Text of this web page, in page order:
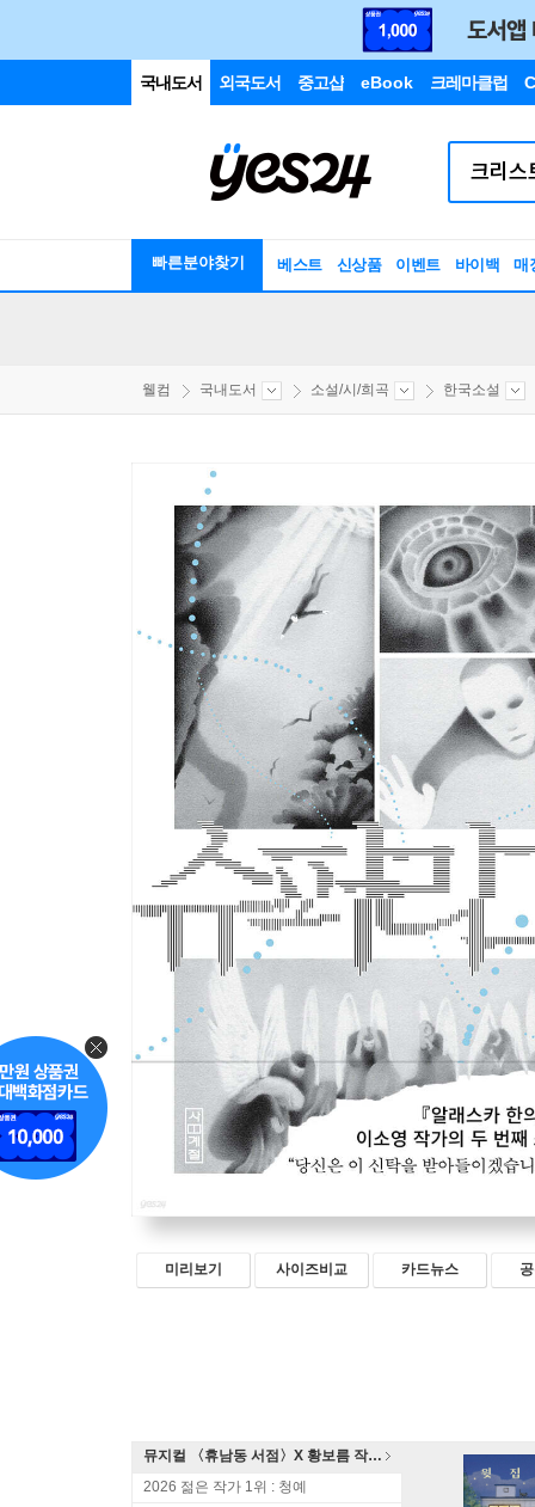
국내도서 외국도서 중고샵 eBook 크레마클럽
빠른분야찾기 베스트 신상품 이벤트 바이백 매
웰컴 국내도서 소설/시/희곡 한국소설
미리보기 사이즈비교 카드뉴스
뮤지컬 〈휴남동 서점〉X 황보름 작가 북토크
2026 젊은 작가 1위 : 청예